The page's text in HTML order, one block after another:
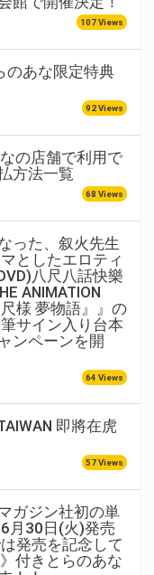
107 Views
のあな限定特典
92 Views
の店舗で利用で
方法一覧
68 Views
った、叙火先生
としたエロティ
八尺八話快樂
ANIMATION
様 夢物語』』の
サイン入り台本
ンペーンを開
64 Views
即將在虎
57 Views
ガジン社初の単
月30日(火)発売
発売を記念して
付きとらのあな